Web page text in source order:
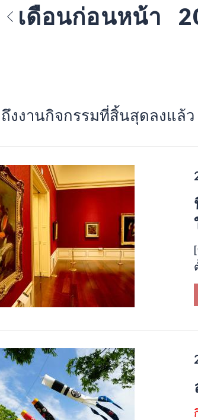
เดือนก่อนหน้า
งงานกิจกรรมที่สิ้นสุดลงแล้ว